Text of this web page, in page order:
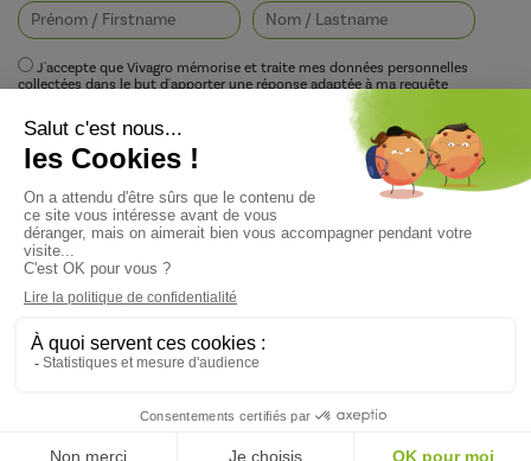
J'accepte que Vivagro mémorise et traite mes données personnelles
collectées dans le but d'apporter une réponse adaptée à ma requête
conformément à la politique de protection de la vie privée de Vivagro.
I agree that Vivagro stores and processes my personal data collected in order
to provide an appropriate response to my request in accordance with
Vivagro's privacy policy.
Copyright ©Vivagro — Conception du site : Agence Pixelus - Direction Artistique :